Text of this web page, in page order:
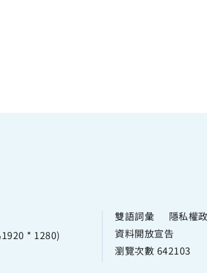
* 1280)
雙語詞彙 隱私權
資料開放宣告
瀏覽次數 642103